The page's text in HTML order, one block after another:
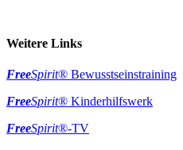
Weitere Links
FreeSpirit® Bewusstseinstraining
FreeSpirit® Kinderhilfswerk
FreeSpirit®-TV